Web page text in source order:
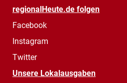
regionalHeute.de folgen
Facebook
Instagram
Twitter
Unsere Lokalausgaben